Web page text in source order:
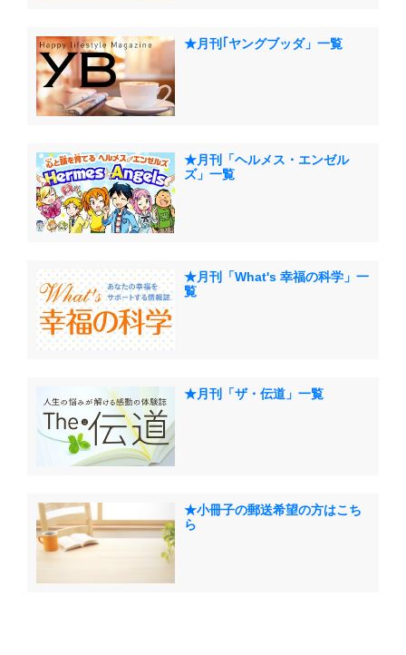
★月刊｢ヤングブッダ」一覧
★月刊「ヘルメス・エンゼル
ズ」一覧
★月刊「What's 幸福の科学」一
覧
★月刊「ザ・伝道」一覧
★小冊子の郵送希望の方はこち
ら